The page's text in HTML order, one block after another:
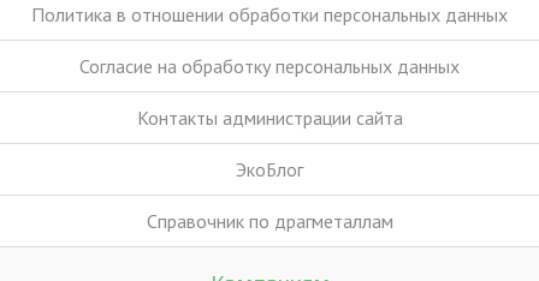
Политика в отношении обработки персональных данных
Согласие на обработку персональных данных
Контакты администрации сайта
ЭкоБлог
Справочник по драгметаллам